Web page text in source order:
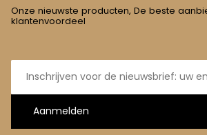
Onze nieuwste producten, De beste
klantenvoordeel
E-
mailadres
Aanmelden